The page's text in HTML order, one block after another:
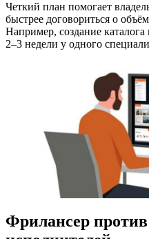
Четкий план помогает
быстрее договориться о
Например, создание
2–3 недели у одного
Фрилансер